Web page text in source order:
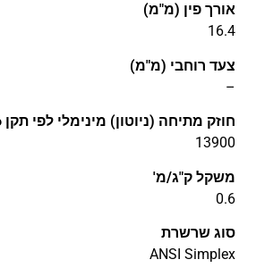
אורך פין (מ"מ)
16.4
צעד רוחבי (מ"מ)
–
חוזק מתיחה (ניוטון) מינימלי לפי תקן ISO 606
13900
משקל ק"ג/מ'
0.6
סוג שרשרת
ANSI Simplex